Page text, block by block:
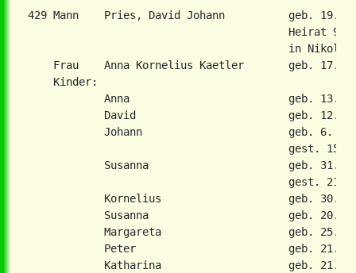
429 Mann    Pries, David Johann          geb. 19.
Heirat 9.
in
Frau    Anna Kornelius Kaetler       geb. 17.
    Kinder:
Anna                         geb. 13.
David                        geb. 12.
Johann                       geb. 6.
gest. 15.
Susanna                      geb. 31.
gest. 21.
Kornelius                    geb. 30.
Susanna                      geb. 20.
Margareta                    geb. 25.
Peter                        geb. 21.
Katharina                    geb. 21.